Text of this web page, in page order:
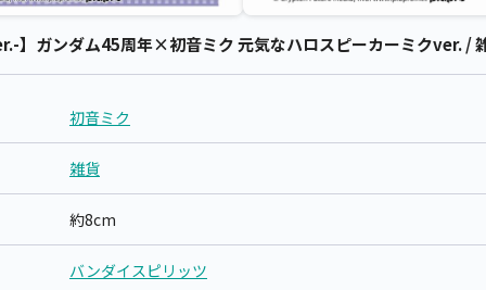
】ガンダム45周年×初音ミク 元気なハロスピーカーミクver. /
初音ミク
雑貨
約8cm
バンダイスピリッツ